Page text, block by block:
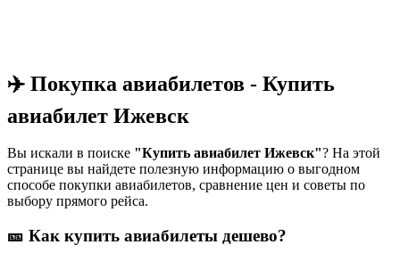
✈️ Покупка авиабилетов - Купить
авиабилет Ижевск
Вы искали в поиске "Купить авиабилет Ижевск"? На этой
странице вы найдете полезную информацию о выгодном
способе покупки авиабилетов, сравнение цен и советы по
выбору прямого рейса.
🎫 Как купить авиабилеты дешево?